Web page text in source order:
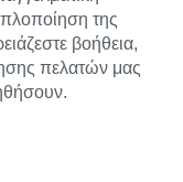
της
βοήθεια,
πελατών μας